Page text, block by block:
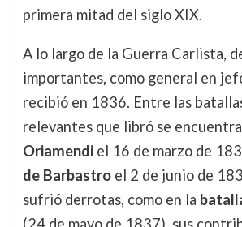
primera mitad del siglo XIX.
A lo largo de la Guerra Carlista,
importantes, como general en
recibió en 1836. Entre las
relevantes que libró se
Oriamendiel 16 de marzo de
de Barbastroel 2 de junio de
sufrió derrotas, como en la